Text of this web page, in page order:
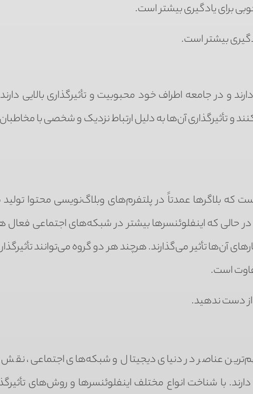
برای یادگیری بیشتر است.
بیشتر است.
کمتر از ۱٬۰۰۰ دنبال‌کننده دارند و در جامعه اطراف خود محبوبیت و تأثیرگذاری بالایی
تأثیرگذاری آن‌ها به دلیل ارتباط نزدیک و شخصی با مخاطبان،
که بلاگرها عمدتاً در پلتفرم‌های وبلاگ‌نویسی محتوا
در حالی که اینفلوئنسرها بیشتر در شبکه‌های اجتماعی فعال
آن‌ها تأثیر می‌گذارند. هرچند هر دو گروه می‌توانند تأثیرگذار
است.
از دست ندهید.
عناصر در دنیای دیجیتال و شبکه‌های اجتماعی، نقش
با شناخت انواع مختلف اینفلوئنسرها و روش‌های